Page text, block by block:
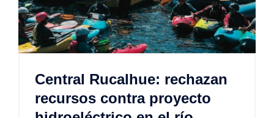
Central Rucalhue: rechazan
recursos contra proyecto